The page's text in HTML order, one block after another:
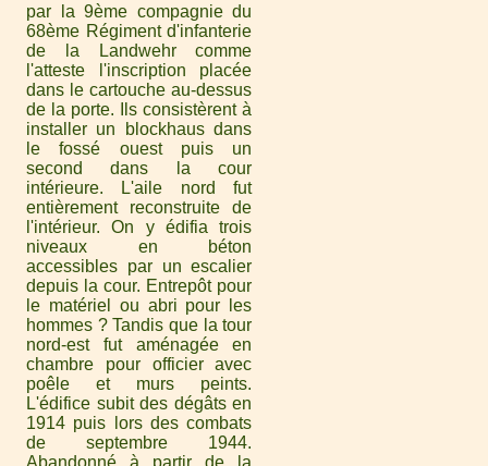
par la 9ème compagnie du
68ème Régiment d'infanterie
de la Landwehr comme
l'atteste l'inscription placée
dans le cartouche au-dessus
de la porte. Ils consistèrent à
installer un blockhaus dans
le fossé ouest puis un
second dans la cour
intérieure. L'aile nord fut
entièrement reconstruite de
l'intérieur. On y édifia trois
niveaux en béton
accessibles par un escalier
depuis la cour. Entrepôt pour
le matériel ou abri pour les
hommes ? Tandis que la tour
nord-est fut aménagée en
chambre pour officier avec
poêle et murs peints.
L'édifice subit des dégâts en
1914 puis lors des combats
de septembre 1944.
Abandonné à partir de la